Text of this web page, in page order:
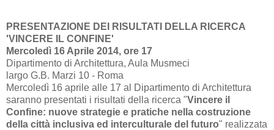
PRESENTAZIONE DEI RISULTATI DELLA RICERCA
'VINCERE IL CONFINE'
Mercoledì 16 Aprile 2014, ore 17
Dipartimento di Architettura, Aula Musmeci
largo G.B. Marzi 10 - Roma
Mercoledì 16 aprile alle 17 al Dipartimento di Architettura
saranno presentati i risultati della ricerca "Vincere il
Confine: nuove strategie e pratiche nella costruzione
della città inclusiva ed interculturale del futuro" realizzata